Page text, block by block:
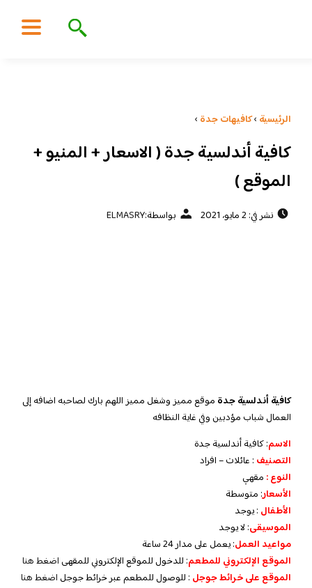
الرئيسية ›كافيهات جدة ›
كافية أندلسية جدة ( الاسعار + المنيو +
الموقع )
نشر في: 2 مايو، 2021 بواسطة:ELMASRY
كافية أندلسية جدة موقع مميز وشغل مميز اللهم بارك لصاحبه اضافه إلى
العمال شباب مؤدبين وفي غاية النظافه
الاسم: كافية أندلسية جدة
التصنيف : عائلات – افراد
النوع : مقهي
الأسعار: متوسطة
الأطفال :يوجد
الموسيقى: لا يوجد
مواعيد العمل:يعمل على مدار 24 ساعة
الموقع الإلكتروني للمطعم: للدخول للموقع الإلكتروني للمقهىاضغط هنا
الموقع على خرائط جوجل : للوصول للمطعم عبر خرائط جوجل اضغط هنا